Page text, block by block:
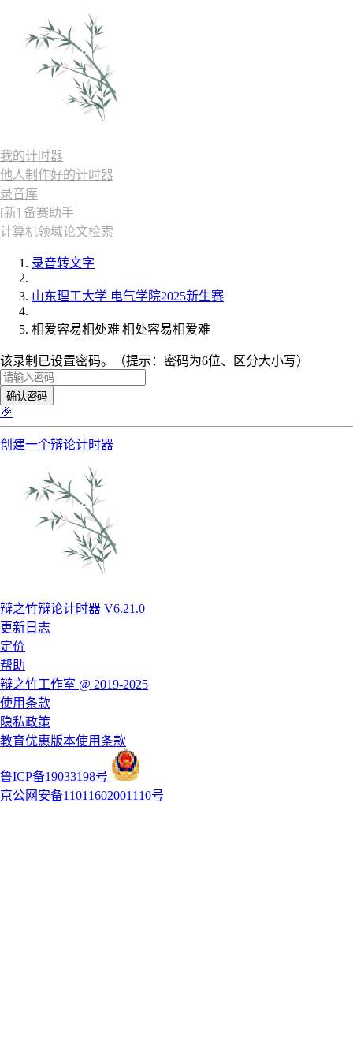
我的计时器
他人制作好的计时器
录音库
[新] 备赛助手
计算机领域论文检索
录音转文字
山东理工大学 电气学院2025新生赛
相爱容易相处难|相处容易相爱难
该录制已设置密码。（提示：密码为6位、区分大小写）
确认密码
🎉
创建一个辩论计时器
辩之竹辩论计时器 V6.21.0
更新日志
定价
帮助
辩之竹工作室 @ 2019-2025
使用条款
隐私政策
教育优惠版本使用条款
鲁ICP备19033198号
京公网安备11011602001110号